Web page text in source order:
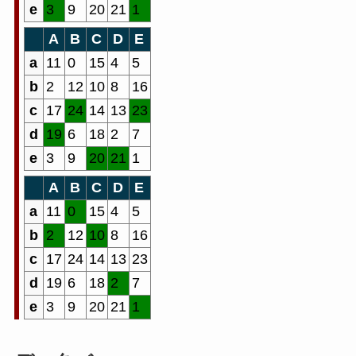
e
3 9 20 21 1
A
B C D
E
a
11 0 15 4
5
b 2 12 10 8
16
c
17 24 14 13 23
d 19 6 18 2
7
e 3 9 20 21 1
A
B C D
E
a
11 0 15 4
5
b 2 12 10 8
16
c
17 24 14 13 23
d 19 6 18 2
7
e 3 9 20 21 1